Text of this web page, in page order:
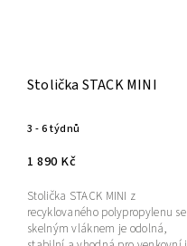
Stolička STACK MINI
3 - 6 týdnů
1 890 Kč
Stolička STACK MINI z
recyklovaného polypropylenu se
skelným vláknem je odolná,